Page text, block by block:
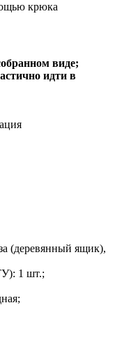
крюка
виде;
идти в
(деревянный ящик),
1 шт.;